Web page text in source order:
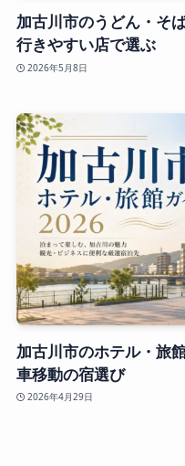
加古川市のうどん・そ
行きやすい店で選ぶ
2026年5月8日
加古川市のホテル・旅
車移動の宿選び
2026年4月29日